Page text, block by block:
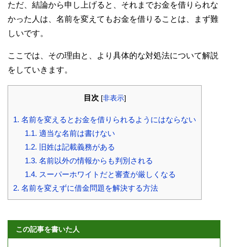
ただ、結論から申し上げると、それまでお金を借りられな
かった人は、名前を変えてもお金を借りることは、まず難
しいです。
ここでは、その理由と、より具体的な対処法について解説
をしていきます。
目次 [非表示]
1. 名前を変えるとお金を借りられるようにはならない
1.1. 適当な名前は書けない
1.2. 旧姓は記載義務がある
1.3. 名前以外の情報からも判別される
1.4. スーパーホワイトだと審査が厳しくなる
2. 名前を変えずに借金問題を解決する方法
この記事を書いた人